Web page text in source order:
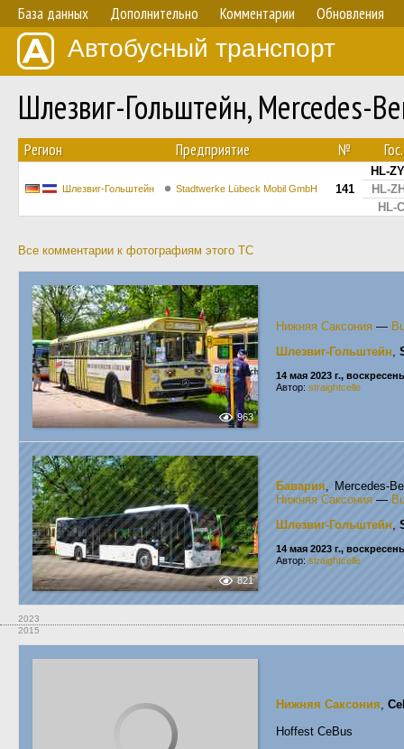
База данных Дополнительно Комментарии Обновления
Автобусный транспорт
Шлезвиг-Гольштейн, Mercedes-
Регион Предприятие №
Шлезвиг-Гольштейн Stadtwerke Lübeck Mobil GmbH 141
HL-
HL-
HL-
Все комментарии к фотографиям этого ТС
963
Нижняя Саксония —
Шлезвиг-Гольштейн,
14 мая 2023 г.,
Автор: straightcelle
821
Бавария, Mercedes-
Нижняя Саксония —
Шлезвиг-Гольштейн,
14 мая 2023 г.,
Автор: straightcelle
2023
2015
Нижняя Саксония,
Hoffest CeBus